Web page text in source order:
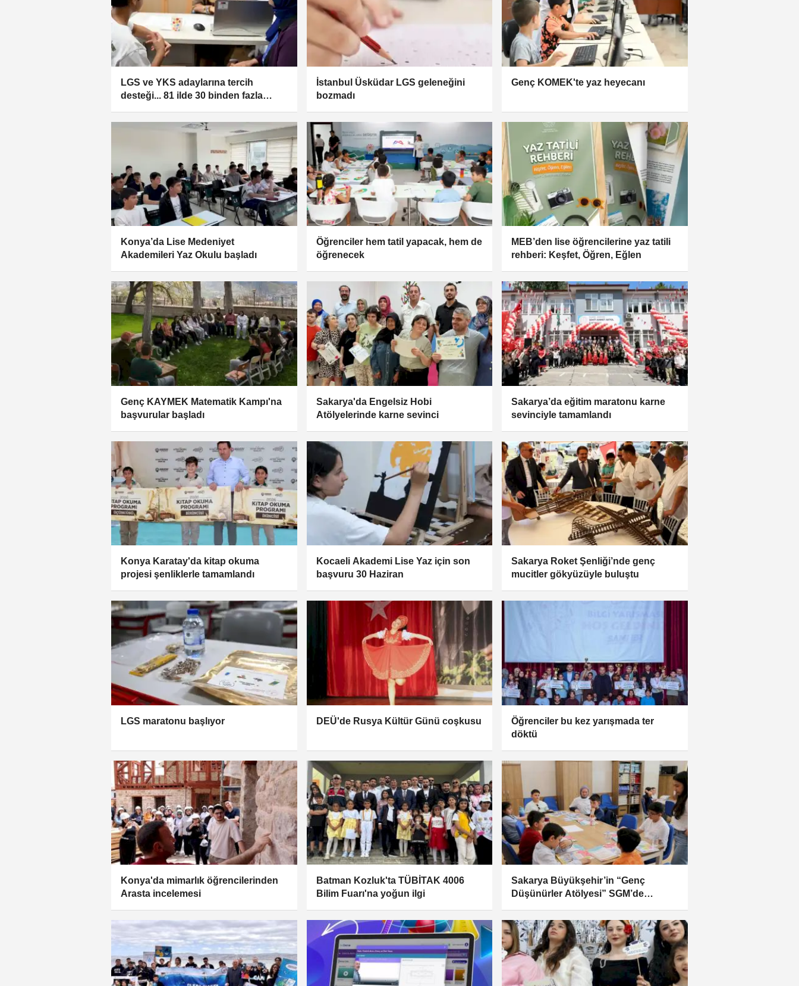
LGS ve YKS adaylarına tercih
desteği... 81 ilde 30 binden fazla
İstanbul Üsküdar LGS geleneğini
bozmadı
Genç KOMEK'te yaz heyecanı
Konya’da Lise Medeniyet
Akademileri Yaz Okulu başladı
Öğrenciler hem tatil yapacak, hem de
öğrenecek
MEB’den lise öğrencilerine yaz tatili
rehberi: Keşfet, Öğren, Eğlen
Genç KAYMEK Matematik Kampı'na
başvurular başladı
Sakarya'da Engelsiz Hobi
Atölyelerinde karne sevinci
Sakarya’da eğitim maratonu karne
sevinciyle tamamlandı
Konya Karatay'da kitap okuma
projesi şenliklerle tamamlandı
Kocaeli Akademi Lise Yaz için son
başvuru 30 Haziran
Sakarya Roket Şenliği’nde genç
mucitler gökyüzüyle buluştu
LGS maratonu başlıyor DEÜ'de Rusya Kültür Günü coşkusu
Öğrenciler bu kez yarışmada ter
döktü
Konya'da mimarlık öğrencilerinden
Arasta incelemesi
Batman Kozluk'ta TÜBİTAK 4006
Bilim Fuarı'na yoğun ilgi
Sakarya Büyükşehir’in “Genç
Düşünürler Atölyesi” SGM’de